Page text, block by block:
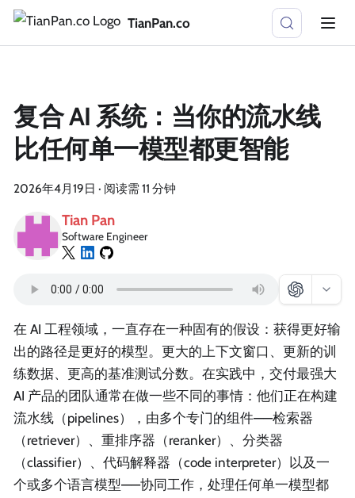
TianPan.co
复合 AI 系统：当你的流水线
比任何单一模型都更智能
2026年4月19日 · 阅读需 11 分钟
Tian Pan
Software Engineer
在 AI 工程领域，一直存在一种固有的假设：获得更好输
出的路径是更好的模型。更大的上下文窗口、更新的训
练数据、更高的基准测试分数。在实践中，交付最强大
AI 产品的团队通常在做一些不同的事情：他们正在构建
流水线（pipelines），由多个专门的组件——检索器
（retriever）、重排序器（reranker）、分类器
（classifier）、代码解释器（code interpreter）以及一
个或多个语言模型——协同工作，处理任何单一模型都